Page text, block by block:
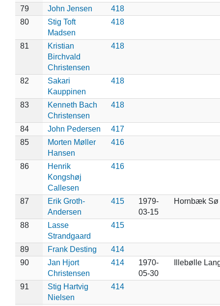
79
John Jensen
418
80
Stig Toft
Madsen
418
81
Kristian
Birchvald
Christensen
418
82
Sakari
Kauppinen
418
83
Kenneth Bach
Christensen
418
84 John Pedersen
417
85
Morten Møller
Hansen
416
86
Henrik
Kongshøj
Callesen
416
87
Erik Groth-
Andersen
415
1979-
03-15
Hornbæk Sø
88
Lasse
Strandgaard
415
89 Frank Desting
414
90
Jan Hjort
Christensen
414
1970-
05-30
Illebølle
91
Stig Hartvig
Nielsen
414